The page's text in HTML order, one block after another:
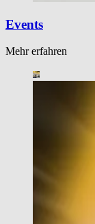
Events
Mehr erfahren